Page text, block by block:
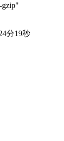
gzip"
分19秒